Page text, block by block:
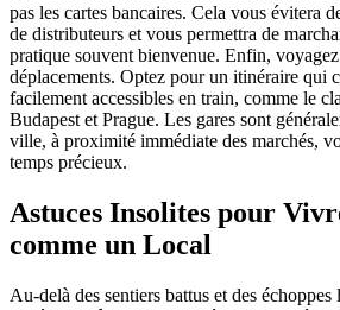
pas les cartes bancaires. Cela vous évitera
de distributeurs et vous permettra de
pratique souvent bienvenue. Enfin,
déplacements. Optez pour un itinéraire qui
facilement accessibles en train, comme le
Budapest et Prague. Les gares sont
ville, à proximité immédiate des marchés,
temps précieux.
Astuces Insolites pour
comme un Local
Au-delà des sentiers battus et des